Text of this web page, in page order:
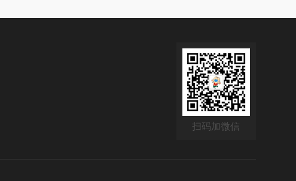
扫码加微信